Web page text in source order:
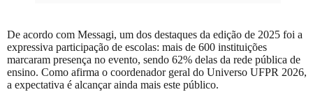
De acordo com Messagi, um dos destaques da edição de 2025 foi a
expressiva participação de escolas: mais de 600 instituições
marcaram presença no evento, sendo 62% delas da rede pública de
ensino. Como afirma o coordenador geral do Universo UFPR 2026,
a expectativa é alcançar ainda mais este público.